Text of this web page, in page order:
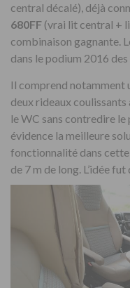
central décalé), déjà
680FF (vrai lit central +
combinaison gagnante.
dans le podium 2016
Il comprend notamment
deux rideaux coulissants
le WC sans contredire le
évidence la meilleure
fonctionnalité dans
de 7 m de long. L’idée